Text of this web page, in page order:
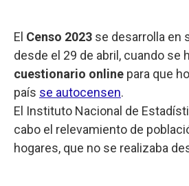
El Censo 2023 se desarrolla en
desde el 29 de abril, cuando se
cuestionario online para que
país se autocensen.
El Instituto Nacional de
cabo el relevamiento de
hogares, que no se realizaba